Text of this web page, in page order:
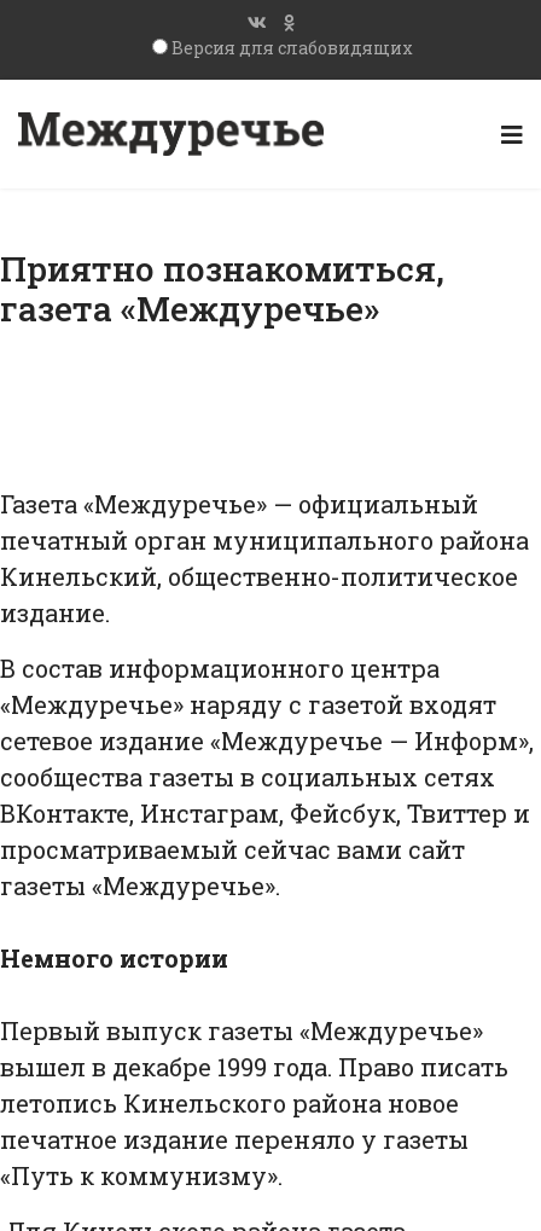
Версия для слабовидящих
Приятно познакомиться,
газета «Междуречье»
Газета «Междуречье» — официальный
печатный орган муниципального района
Кинельский, общественно-политическое
издание.
В состав информационного центра
«Междуречье» наряду с газетой входят
сетевое издание «Междуречье — Информ»,
сообщества газеты в социальных сетях
ВКонтакте, Инстаграм, Фейсбук, Твиттер и
просматриваемый сейчас вами сайт
газеты «Междуречье».
Немного истории
Первый выпуск газеты «Междуречье»
вышел в декабре 1999 года. Право писать
летопись Кинельского района новое
печатное издание переняло у газеты
«Путь к коммунизму».